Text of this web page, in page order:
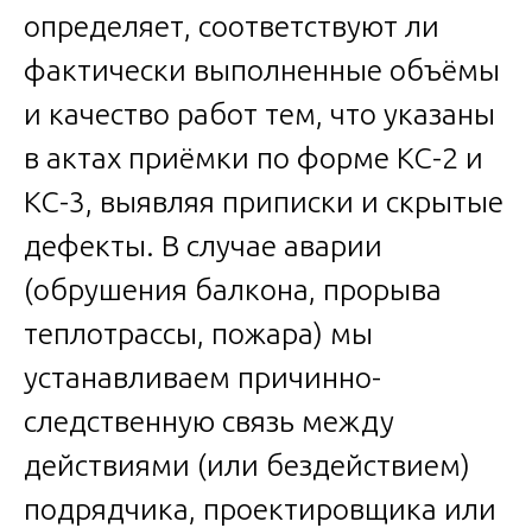
определяет, соответствуют ли
фактически выполненные объёмы
и качество работ тем, что указаны
в актах приёмки по форме КС-2 и
КС-3, выявляя приписки и скрытые
дефекты. В случае аварии
(обрушения балкона, прорыва
теплотрассы, пожара) мы
устанавливаем причинно-
следственную связь между
действиями (или бездействием)
подрядчика, проектировщика или